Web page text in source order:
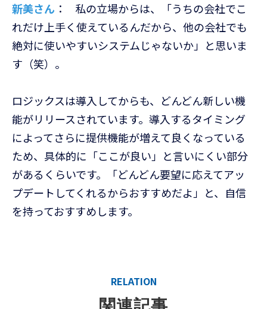
新美さん ：
私の立場からは、「うちの会社でこ
れだけ上手く使えているんだから、他の会社でも
絶対に使いやすいシステムじゃないか」と思いま
す（笑）。
ロジックスは導入してからも、どんどん新しい機
能がリリースされています。導入するタイミング
によってさらに提供機能が増えて良くなっている
ため、具体的に「ここが良い」と言いにくい部分
があるくらいです。「どんどん要望に応えてアッ
プデートしてくれるからおすすめだよ」と、自信
を持っておすすめします。
RELATION